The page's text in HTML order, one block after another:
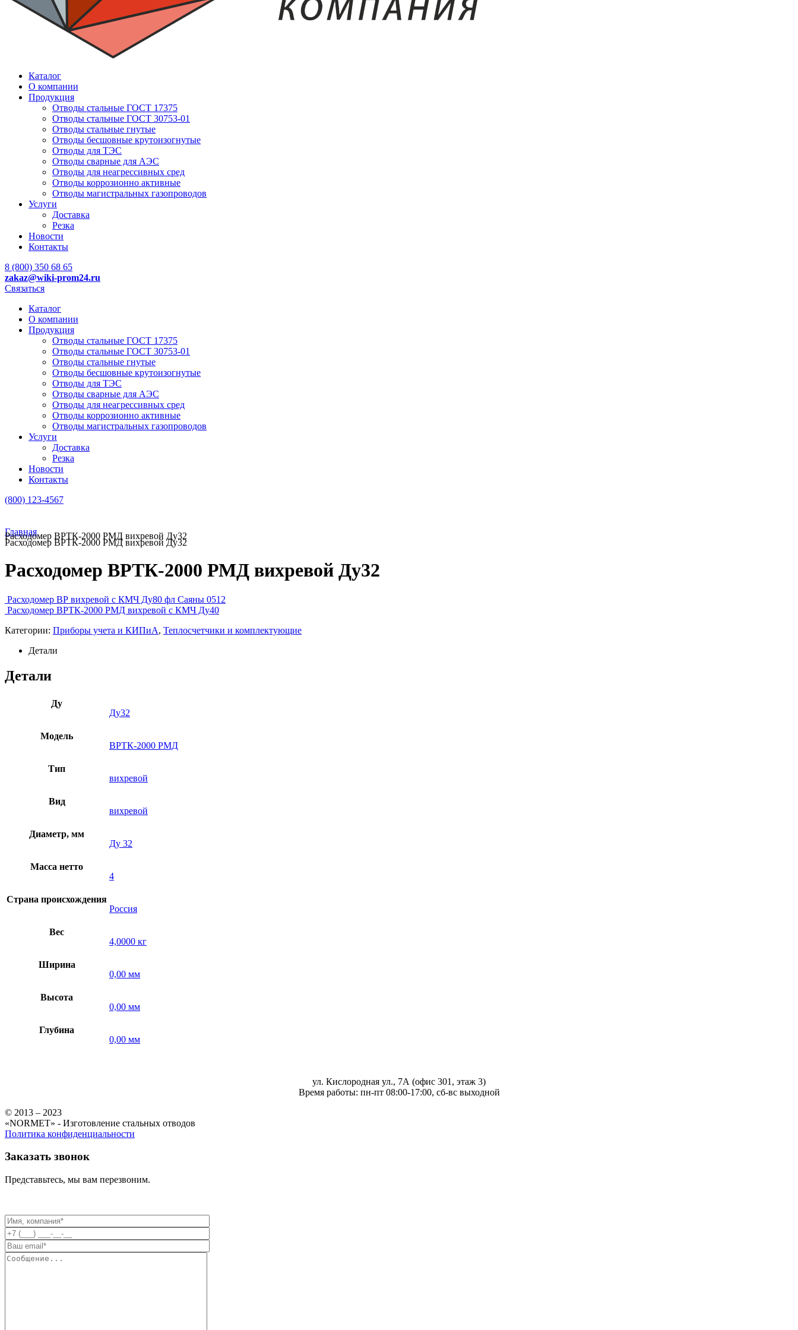
Каталог
О компании
Продукция
Отводы стальные ГОСТ 17375
Отводы стальные ГОСТ 30753-01
Отводы стальные гнутые
Отводы бесшовные крутоизогнутые
Отводы для ТЭС
Отводы сварные для АЭС
Отводы для неагрессивных сред
Отводы коррозионно активные
Отводы магистральных газопроводов
Услуги
Доставка
Резка
Новости
Контакты
8 (800) 350 68 65
zakaz@wiki-prom24.ru
Связаться
Каталог
О компании
Продукция
Отводы стальные ГОСТ 17375
Отводы стальные ГОСТ 30753-01
Отводы стальные гнутые
Отводы бесшовные крутоизогнутые
Отводы для ТЭС
Отводы сварные для АЭС
Отводы для неагрессивных сред
Отводы коррозионно активные
Отводы магистральных газопроводов
Услуги
Доставка
Резка
Новости
Контакты
(800) 123-4567
Главная
Расходомер ВРТК-2000 РМД вихревой Ду32
Расходомер ВРТК-2000 РМД вихревой Ду32
Расходомер ВРТК-2000 РМД вихревой Ду32
Расходомер ВР вихревой с КМЧ Ду80 фл Саяны 0512
Расходомер ВРТК-2000 РМД вихревой с КМЧ Ду40
Категории: Приборы учета и КИПиА, Теплосчетчики и комплектующие
Детали
Детали
Ду
Ду32
Модель
ВРТК-2000 РМД
Тип
вихревой
Вид
вихревой
Диаметр, мм
Ду 32
Масса нетто
4
Страна происхождения
Россия
Вес
4,0000 кг
Ширина
0,00 мм
Высота
0,00 мм
Глубина
0,00 мм
ул. Кислородная ул., 7А (офис 301, этаж 3)
Время работы: пн-пт 08:00-17:00, сб-вс выходной
© 2013 – 2023
«NORMET» - Изготовление стальных отводов
Политика конфиденциальности
Заказать звонок
Представьтесь, мы вам перезвоним.